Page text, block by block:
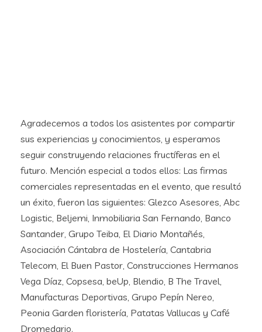
Agradecemos a todos los asistentes por compartir
sus experiencias y conocimientos, y esperamos
seguir construyendo relaciones fructíferas en el
futuro. Mención especial a todos ellos: Las firmas
comerciales representadas en el evento, que resultó
un éxito, fueron las siguientes: Glezco Asesores, Abc
Logistic, Beljemi, Inmobiliaria San Fernando, Banco
Santander, Grupo Teiba, El Diario Montañés,
Asociación Cántabra de Hostelería, Cantabria
Telecom, El Buen Pastor, Construcciones Hermanos
Vega Díaz, Copsesa, beUp, Blendio, B The Travel,
Manufacturas Deportivas, Grupo Pepín Nereo,
Peonia Garden floristería, Patatas Vallucas y Café
Dromedario.